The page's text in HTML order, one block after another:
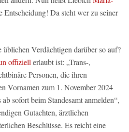
Entscheidung! Da steht wer zu seiner
Verdächtigen darüber so auf?
offiziellerlaubt ist: „Trans-,
Personen, die ihren
Vornamen zum 1. November 2024
sofort beim Standesamt anmelden“,
Gutachten, ärztlichen
Beschlüsse. Es reicht eine